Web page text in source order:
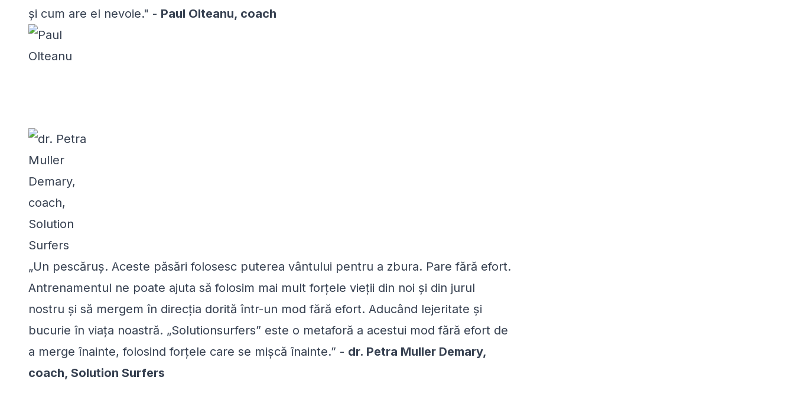
și cum are el nevoie." - Paul Olteanu, coach
„Un pescăruș. Aceste păsări folosesc puterea vântului pentru a zbura. Pare fără efort.
Antrenamentul ne poate ajuta să folosim mai mult forțele vieții din noi și din jurul
nostru și să mergem în direcția dorită într-un mod fără efort. Aducând lejeritate și
bucurie în viața noastră. „Solutionsurfers” este o metaforă a acestui mod fără efort de
a merge înainte, folosind forțele care se mișcă înainte.” - dr. Petra Muller Demary,
coach, Solution Surfers